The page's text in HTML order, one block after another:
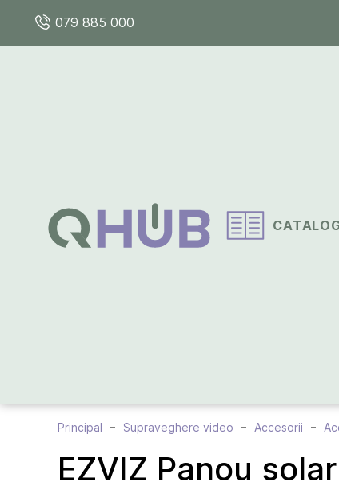
079 885 000
Principal Supraveghere video Accesorii
EZVIZ Panou